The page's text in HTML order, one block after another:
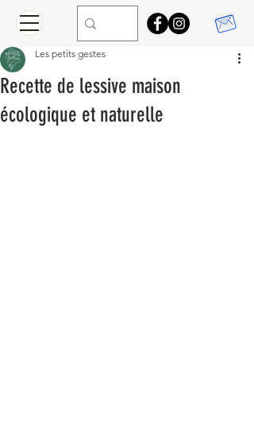
Recette de lessive maison
écologique et naturelle
Les petits gestes